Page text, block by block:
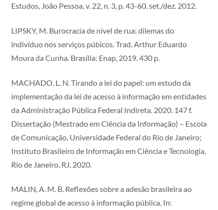
Estudos, João Pessoa, v. 22, n. 3, p. 43-60, set./dez. 2012.
LIPSKY, M. Burocracia de nível de rua: dilemas do
indivíduo nos serviços púbicos. Trad. Arthur Eduardo
Moura da Cunha. Brasília: Enap, 2019. 430 p.
MACHADO, L. N. Tirando a lei do papel: um estudo da
implementação da lei de acesso à informação em entidades
da Administração Pública Federal Indireta. 2020. 147 f.
Dissertação (Mestrado em Ciência da Informação) – Escola
de Comunicação, Universidade Federal do Rio de Janeiro;
Instituto Brasileiro de Informação em Ciência e Tecnologia,
Rio de Janeiro, RJ, 2020.
MALIN, A. M. B. Reflexões sobre a adesão brasileira ao
regime global de acesso à informação pública. In: